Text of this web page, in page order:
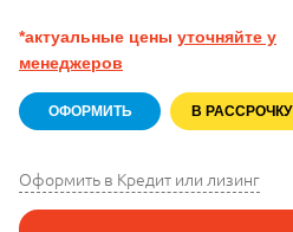
*актуальные цены уточняйте у
менеджеров
ОФОРМИТЬ В РАССРОЧКУ
Оформить в Кредит или лизинг